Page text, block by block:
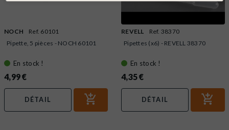
NOCH
Ref. 60101
Pipette, 5 pièces - NOCH 60101
En stock !
4,99 €
DÉTAIL
REVELL
Ref. 38370
Pipettes (x6) - REVELL 38370
En stock !
4,35 €
DÉTAIL